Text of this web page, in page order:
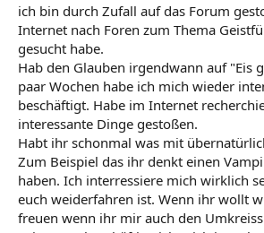
ich bin durch Zufall auf das Forum
Internet nach Foren zum Thema
gesucht habe.
Hab den Glauben irgendwann auf "Eis
paar Wochen habe ich mich wieder
beschäftigt. Habe im Internet
interessante Dinge gestoßen.
Habt ihr schonmal was mit
Zum Beispiel das ihr denkt einen
haben. Ich interressiere mich wirklich
euch weiderfahren ist. Wenn ihr wollt
freuen wenn ihr mir auch den